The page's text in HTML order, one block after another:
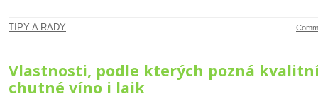
TIPY A RADY
Vlastnosti, podle kterých pozná
chutné víno i laik